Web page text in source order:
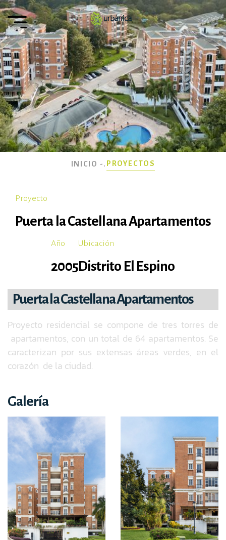
INICIO -. PROYECTOS
Proyecto
Puerta la Castellana Apartamentos
Año
2005
Ubicación
Distrito El Espino
Puerta la Castellana Apartamentos
Proyecto residencial se compone de tres torres de
apartamentos, con un total de 64 apartamentos. Se
caracterizan por sus extensas áreas verdes, en el
corazón de la ciudad.
Galería